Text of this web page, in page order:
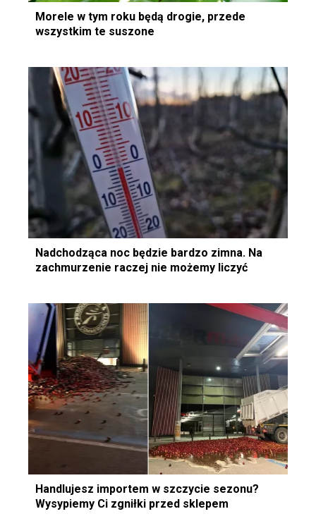
Morele w tym roku będą drogie, przede
wszystkim te suszone
Nadchodząca noc będzie bardzo zimna. Na
zachmurzenie raczej nie możemy liczyć
Handlujesz importem w szczycie sezonu?
Wysypiemy Ci zgniłki przed sklepem